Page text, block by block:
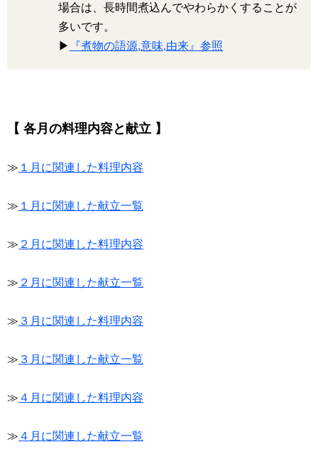
場合は、長時間煮込んでやわらかくすることが
多いです。
▶
『煮物の語源,意味,由来』参照
【 各月の料理内容と献立 】
≫ １月に関連した料理内容
≫ １月に関連した献立一覧
≫ ２月に関連した料理内容
≫ ２月に関連した献立一覧
≫ ３月に関連した料理内容
≫ ３月に関連した献立一覧
≫ ４月に関連した料理内容
≫ ４月に関連した献立一覧